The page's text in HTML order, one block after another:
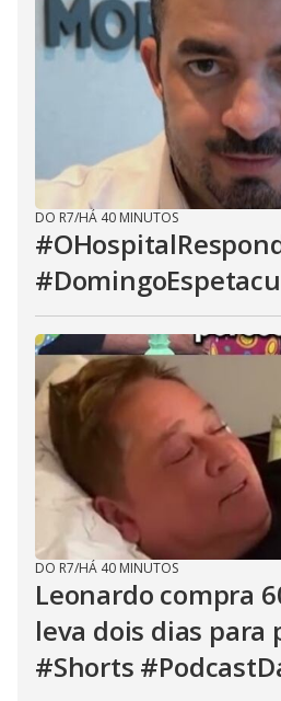
DO R7/HÁ 40 MINUTOS
DO R7/HÁ 40 MINUTOS
Leonardo compra
leva dois dias para
#Shorts